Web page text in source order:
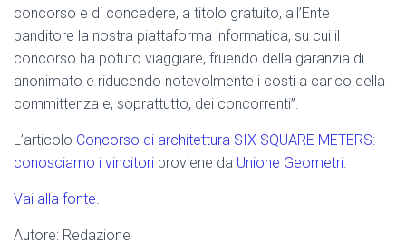
concorso e di concedere, a titolo gratuito, all’Ente
banditore la nostra piattaforma informatica, su cui il
concorso ha potuto viaggiare, fruendo della garanzia di
anonimato e riducendo notevolmente i costi a carico della
committenza e, soprattutto, dei concorrenti”.
L’articolo Concorso di architettura SIX SQUARE METERS:
conosciamo i vincitori proviene da Unione Geometri.
Vai alla fonte.
Autore: Redazione